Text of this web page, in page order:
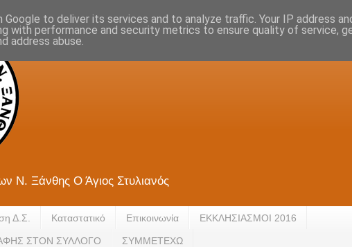
Ν. Ξάνθης Ο Άγιος Στυλιανός
Δ.Σ. Καταστατικό Eπικοινωνία ΕΚΚΛΗΣΙΑΣΜΟΙ 2016
ΣΤΟΝ ΣΥΛΛΟΓΟ ΣΥΜΜΕΤΕΧΩ
to deliver its services and to analyze traffic. Your IP address
with performance and security metrics to ensure quality of service,
address abuse.